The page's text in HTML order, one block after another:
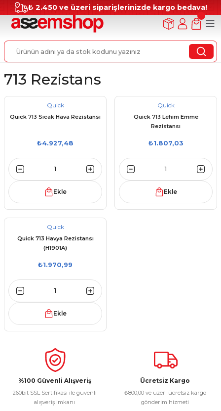
₺ 2.450 ve üzeri siparişlerinizde kargo bedava!
713 Rezistans
Quick
Quick 713 Sıcak Hava Rezistansı
₺4.927,48
Ekle
Quick
Quick 713 Lehim Emme
Rezistansı
₺1.807,03
Ekle
Quick
Quick 713 Havya Rezistansı
(H1901A)
₺1.970,99
Ekle
%100 Güvenli Alışveriş
260bit SSL Sertifikası ile güvenli
alışveriş imkanı
Ücretsiz Kargo
₺800,00 ve üzeri ücretsiz kargo
gönderim hizmeti